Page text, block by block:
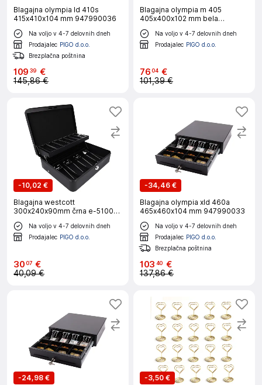
Blagajna olympia ld 410s
415x410x104 mm 947990036
Na voljo v 4-7 delovnih dneh
Prodajalec PIGO d.o.o.
Brezplačna poštnina
109 39 €
145,86 €
Blagajna olympia m 405
405x400x102 mm bela
947990125
Na voljo v 4-7 delovnih dneh
Prodajalec PIGO d.o.o.
7604 €
101,39 €
-10,02 €
Blagajna westcott
300x240x90mm črna e-51003
black
Na voljo v 4-7 delovnih dneh
Prodajalec PIGO d.o.o.
3007 €
40,09 €
-34,46 €
Blagajna olympia xld 460a
465x460x104 mm 947990033
Na voljo v 4-7 delovnih dneh
Prodajalec PIGO d.o.o.
Brezplačna poštnina
103 40 €
137,86 €
-24,98 €
-3,50 €